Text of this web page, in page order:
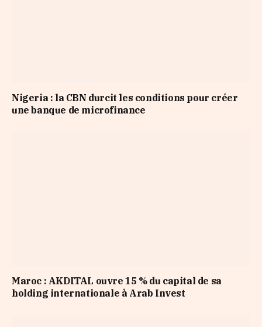
Nigeria : la CBN durcit les conditions pour créer
une banque de microfinance
Maroc : AKDITAL ouvre 15 % du capital de sa
holding internationale à Arab Invest